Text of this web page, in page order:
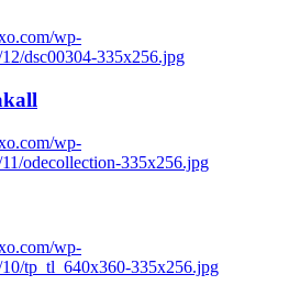
wp-
dsc00304-335x256.jpg
wp-
odecollection-335x256.jpg
wp-
tp_tl_640x360-335x256.jpg